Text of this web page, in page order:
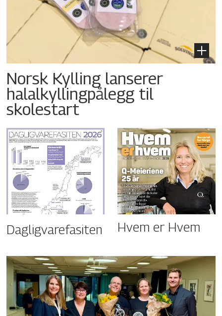
Norsk Kylling lanserer
halalkyllingpålegg til
skolestart
Dagligvarefasiten Hvem er Hvem